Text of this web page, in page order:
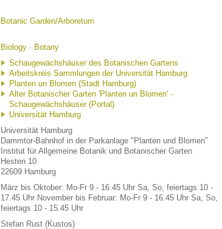
Botanic Garden/Arboretum
Biology · Botany
Schaugewächshäuser des Botanischen Gartens
Arbeitskreis Sammlungen der Universität Hamburg
Planten un Blomen (Stadt Hamburg)
Alter Botanischer Garten 'Planten un Blomen' -
Schaugewächshäuser (Portal)
Universität Hamburg
Universität Hamburg
Dammtor-Bahnhof in der Parkanlage "Planten und Blomen"
Institut für Allgemeine Botanik und Botanischer Garten
Hesten 10
22609 Hamburg
März bis Oktober: Mo-Fr 9 - 16.45 Uhr Sa, So, feiertags 10 -
17.45 Uhr November bis Februar: Mo-Fr 9 - 16.45 Uhr Sa, So,
feiertags 10 - 15.45 Uhr
Stefan Rust (Kustos)